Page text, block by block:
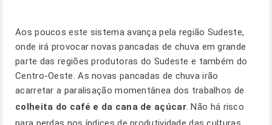
Aos poucos este sistema avança pela região Sudeste,
onde irá provocar novas pancadas de chuva em grande
parte das regiões produtoras do Sudeste e também do
Centro-Oeste. As novas pancadas de chuva irão
acarretar a paralisação momentânea dos trabalhos de
colheita do café e da cana de açúcar. Não há risco